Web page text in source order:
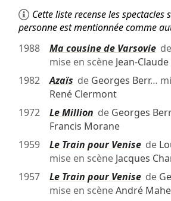
Cette liste recense les spectacles
personne est mentionnée comme
1988
Ma cousine de Varsoviede
mise en scène Jean-
1982
Azaïs de Georges Berr…
René Clermont
1972
Le Million de Georges Berr
Francis Morane
1959
Le Train pour Venisede
mise en scène Jacques
1957
Le Train pour Venisede
mise en scèneAndré